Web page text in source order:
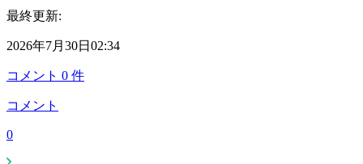
最終更新:
2026年7月30日02:34
コメント 0 件
コメント
0